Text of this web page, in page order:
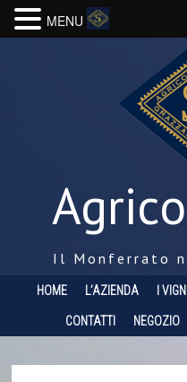
Il Monferrato
HOME L’AZIENDA I
CONTATTI NEGOZIO
MENU